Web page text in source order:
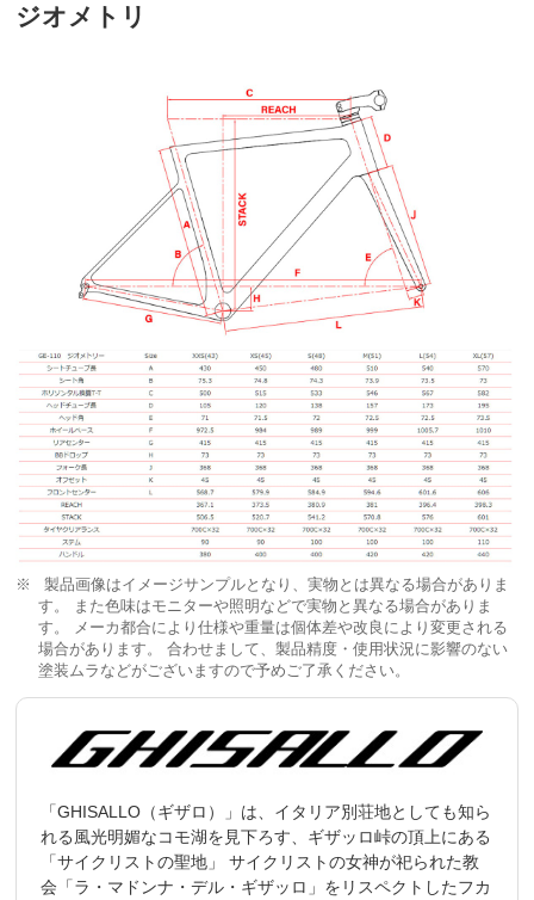
ジオメトリ
製品画像はイメージサンプルとなり、実物とは異なる場合がありま
す。 また色味はモニターや照明などで実物と異なる場合がありま
す。 メーカ都合により仕様や重量は個体差や改良により変更される
場合があります。 合わせまして、製品精度・使用状況に影響のない
塗装ムラなどがございますので予めご了承ください。
「GHISALLO（ギザロ）」は、イタリア別荘地としても知ら
れる風光明媚なコモ湖を見下ろす、ギザッロ峠の頂上にある
「サイクリストの聖地」 サイクリストの女神が祀られた教
会「ラ・マドンナ・デル・ギザッロ」をリスペクトしたフカ